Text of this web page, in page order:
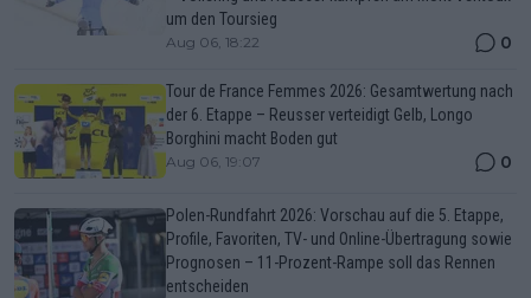
um den Toursieg
Aug 06, 18:22 0
Tour de France Femmes 2026: Gesamtwertung nach
der 6. Etappe – Reusser verteidigt Gelb, Longo
Borghini macht Boden gut
Aug 06, 19:07 0
Polen-Rundfahrt 2026: Vorschau auf die 5. Etappe,
Profile, Favoriten, TV- und Online-Übertragung sowie
Prognosen – 11-Prozent-Rampe soll das Rennen
entscheiden